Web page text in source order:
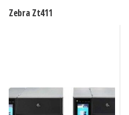
Zebra Zt411